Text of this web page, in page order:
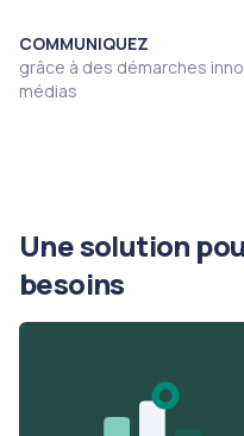
COMMUNIQUEZ
grâce à des démarches
médias
Une solution
besoins